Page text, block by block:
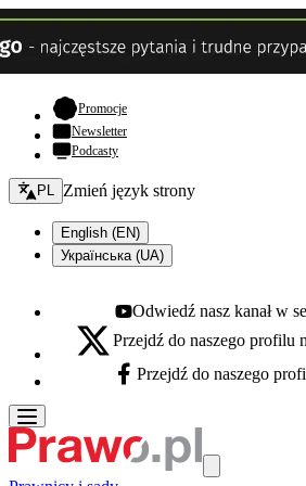
Promocje- otwiera się w nowej karcie
Newsletter
Podcasty
Zmień język - bieżący:
PL Zmień język strony
English (EN)
Українська (UA)
Youtube - otwiera się w nowej karcie
Odwiedź nasz kanał w
X - otwiera się w nowej karcie
Przejdź do naszego profilu
Facebook - otwiera się w nowej karcie
Przejdź do naszego